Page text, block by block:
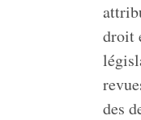
droit
des